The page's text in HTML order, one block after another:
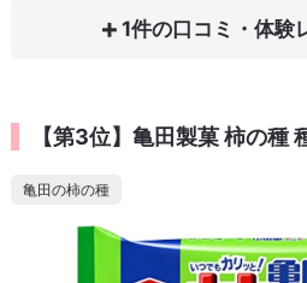
1件の口コミ・体験
【第3位】亀田製菓 柿の種
亀田の柿の種